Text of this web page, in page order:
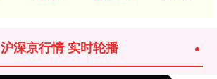
沪深京行情 实时轮播